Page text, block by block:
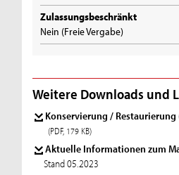
Zulassungsbeschränkt
Nein (Freie Vergabe)
Weitere Downloads und
Konservierung / Restaurierung
(PDF, 179 KB)
Aktuelle Informationen zum
Stand 05.2023